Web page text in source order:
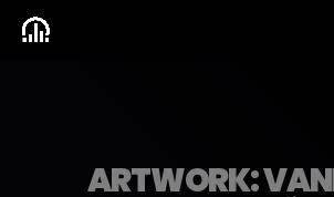
ARTWORK: